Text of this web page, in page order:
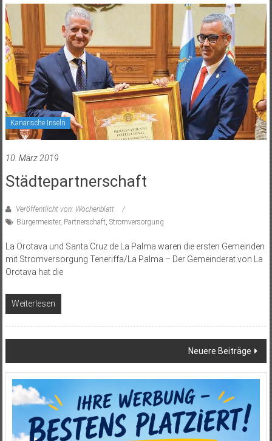
Kanarische Inseln
10. März 2019
Städtepartnerschaft
Veröffentlicht von: Wochenblatt
Bürgermeister, Partnerschaft, Stromversorgung
La Orotava und Santa Cruz de La Palma waren die ersten Gemeinden
mit Stromversorgung Teneriffa/La Palma – Der Gemeinderat von La
Orotava hat die
Weiterlesen
Neuere Beiträge